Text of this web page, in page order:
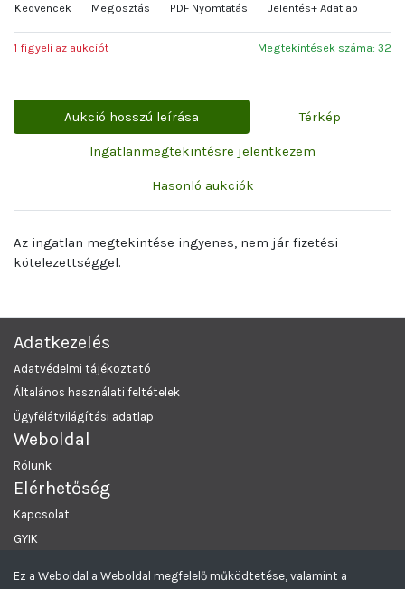
Kedvencek Megosztás PDF Nyomtatás Jelentés+ Adatlap
1 figyeli az aukciót Megtekintések száma: 32
Aukció hosszú leírása Térkép
Ingatlanmegtekintésre jelentkezem
Hasonló aukciók
Az ingatlan megtekintése ingyenes, nem jár fizetési
kötelezettséggel.
Adatkezelés
Adatvédelmi tájékoztató
Általános használati feltételek
Ügyfélátvilágítási adatlap
Weboldal
Rólunk
Elérhetőség
Kapcsolat
GYIK
Ez a Weboldal a Weboldal megfelelő működtetése, valamint a